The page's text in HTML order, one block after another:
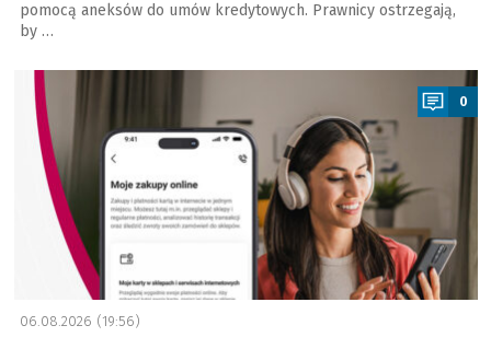
pomocą aneksów do umów kredytowych. Prawnicy ostrzegają,
by …
0
06.08.2026 (19:56)